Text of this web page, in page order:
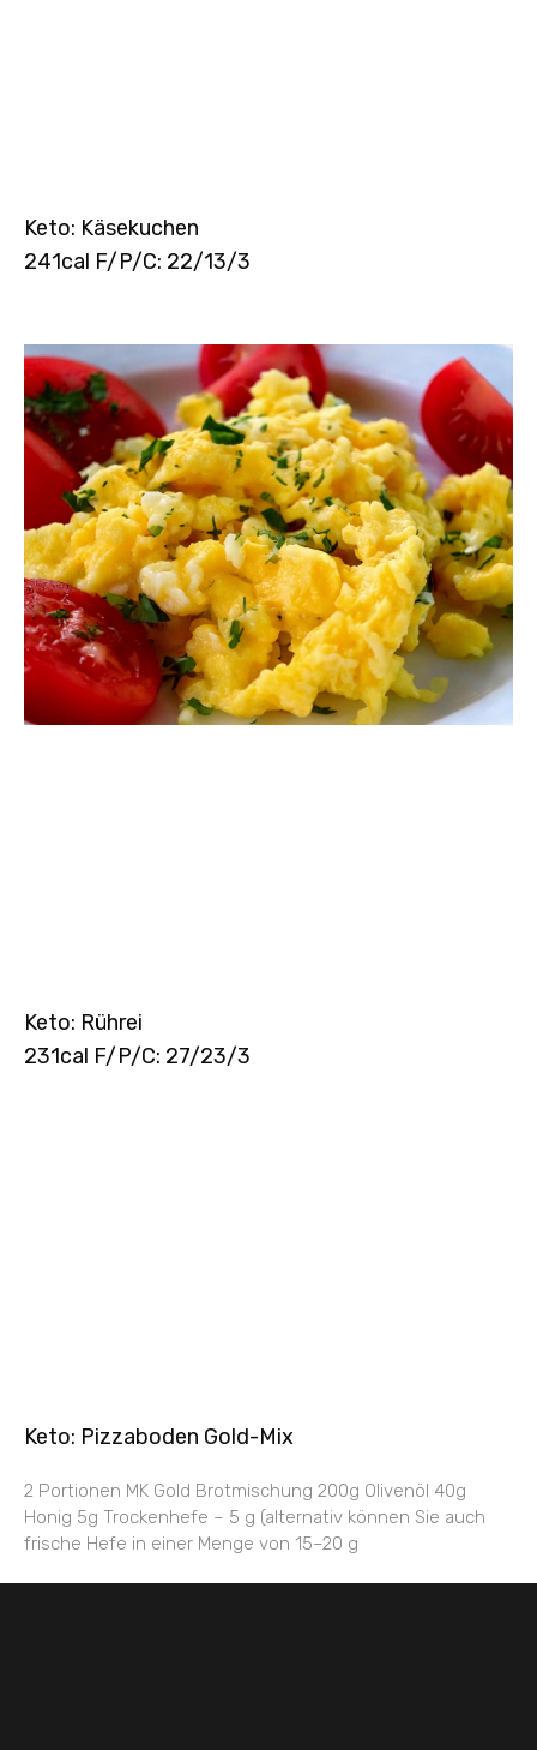
Keto: Käsekuchen
241cal F/P/C: 22/13/3
Keto: Rührei
231cal F/P/C: 27/23/3
Keto: Pizzaboden Gold-Mix
2 Portionen MK Gold Brotmischung 200g Olivenöl 40g
Honig 5g Trockenhefe – 5 g (alternativ können Sie auch
frische Hefe in einer Menge von 15–20 g